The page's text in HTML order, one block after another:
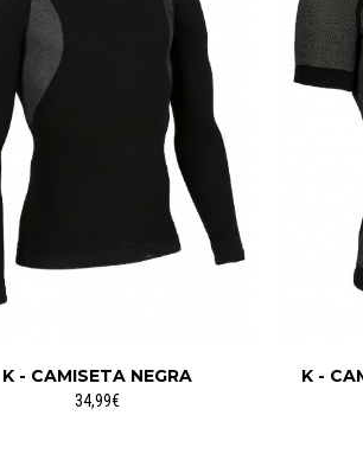
K - CAMISETA NEGRA
34,99€
K -